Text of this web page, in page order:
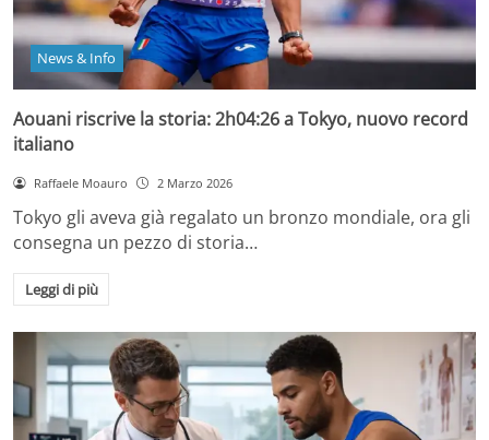
News & Info
Aouani riscrive la storia: 2h04:26 a Tokyo, nuovo record
italiano
Raffaele Moauro 2 Marzo 2026
Tokyo gli aveva già regalato un bronzo mondiale, ora gli
consegna un pezzo di storia…
Leggi di più